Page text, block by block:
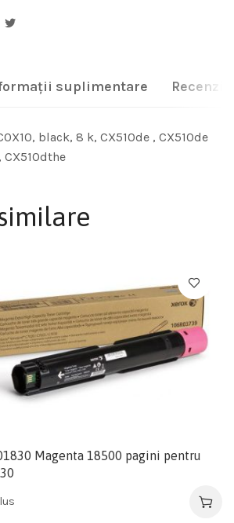
suplimentare Recenzii
black, 8 k, CX510de , CX510de
CX510dthe
Magenta 18500 pagini pentru